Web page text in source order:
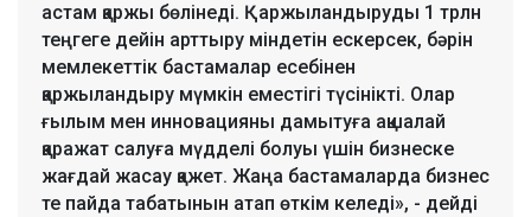
астам қаржы бөлінеді. Қаржыландыруды 1 трлн
теңгеге дейін арттыру міндетін ескерсек, бәрін
мемлекеттік бастамалар есебінен
қаржыландыру мүмкін еместігі түсінікті. Олар
ғылым мен инновацияны дамытуға ақшалай
қаражат салуға мүдделі болуы үшін бизнеске
жағдай жасау қажет. Жаңа бастамаларда бизнес
те пайда табатынын атап өткім келеді», - дейді